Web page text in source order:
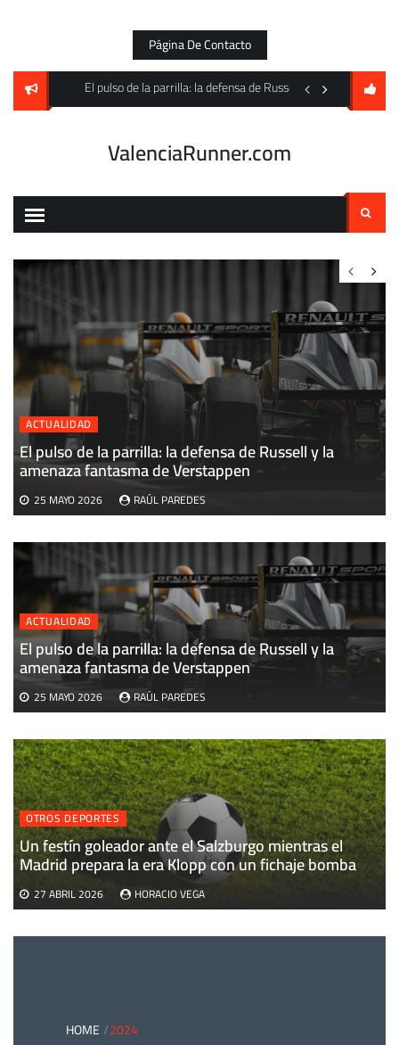
Página De Contacto
pero cede un empate en Mestalla
El pulso de la parrilla: la defensa de Russell y la amenaza
Un festín goleador
ValenciaRunner.com
Buscar:
ACTUALIDAD
El pulso de la parrilla: la defensa de Russell y la
amenaza fantasma de Verstappen
25 MAYO 2026 RAÚL PAREDES
OTROS DEPORTES
Un festín goleador ante el Salzburgo mientras el
Madrid prepara la era Klopp con un fichaje bomba
27 ABRIL 2026 HORACIO VEGA
ACTUALIDAD
El pulso de la parrilla: la defensa de Russell y la
amenaza fantasma de Verstappen
25 MAYO 2026 RAÚL PAREDES
HOME 2024